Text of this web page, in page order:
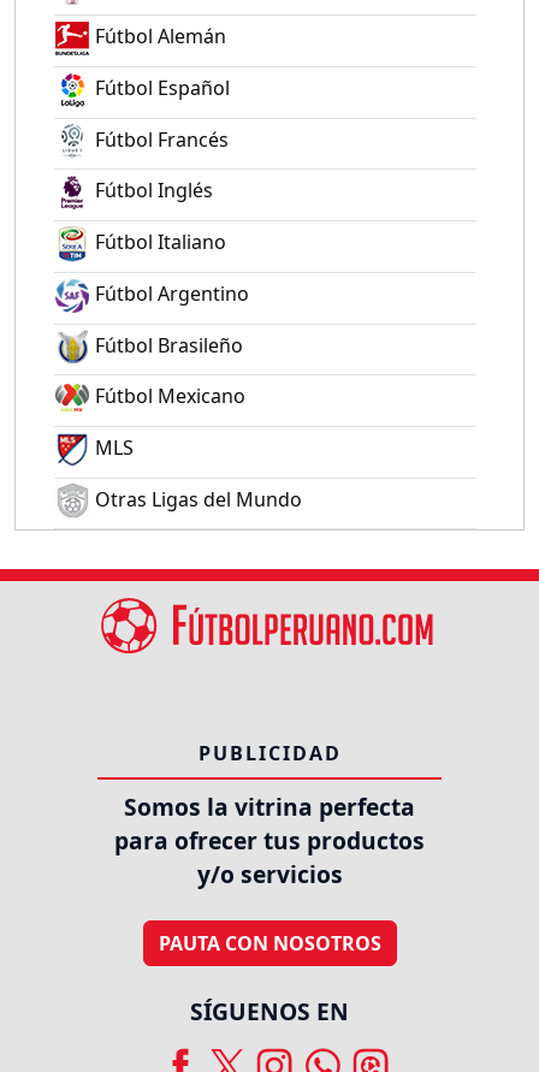
Fútbol Alemán
Fútbol Español
Fútbol Francés
Fútbol Inglés
Fútbol Italiano
Fútbol Argentino
Fútbol Brasileño
Fútbol Mexicano
MLS
Otras Ligas del Mundo
PUBLICIDAD
Somos la vitrina perfecta
para ofrecer tus productos
y/o servicios
PAUTA CON NOSOTROS
SÍGUENOS EN